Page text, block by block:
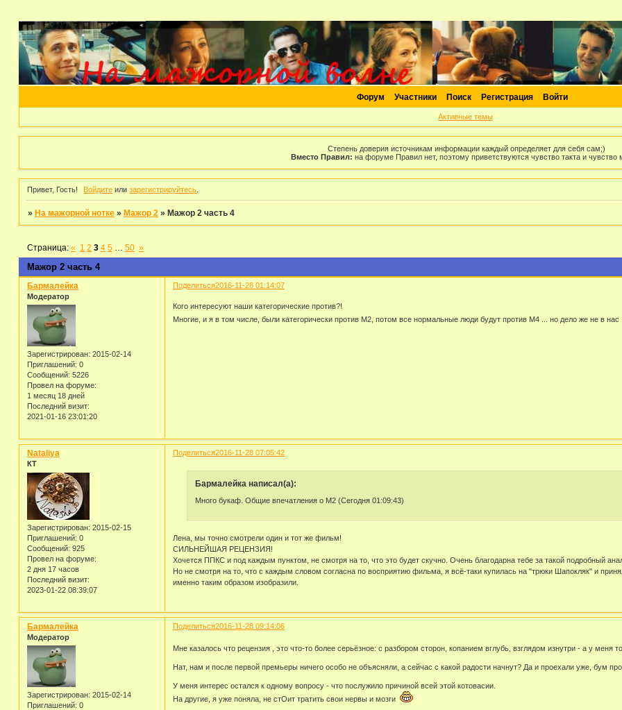
Форум Участники Поиск Регистрация Войти
Активные темы
Степень доверия источникам информации каждый определяет для себя сам;)
Вместо Правил: на форуме Правил нет, поэтому приветствуются чувство такта и чувство
Привет, Гость! Войдите илизарегистрируйтесь
» На мажорной нотке » Мажор 2 » Мажор 2 часть 4
Мажор 2 часть 4
Страница: « 1 2 3 4 5 … 50 »
Поделиться2016-11-28 01:14:07
Бармалейка
Модератор
Зарегистрирован: 2015-02-14
Приглашений: 0
Сообщений: 5226
Провел на форуме:
1 месяц 18 дней
Последний визит:
2021-01-16 23:01:20
Кого интересуют наши категорические против?!
Многие, и я в том числе, были категорически против М2, потом все нормальные люди будут против М4 ... но дело же не в нас
Поделиться2016-11-28 07:05:42
Nataliya
КТ
Зарегистрирован: 2015-02-15
Приглашений: 0
Сообщений: 925
Провел на форуме:
2 дня 17 часов
Последний визит:
2023-01-22 08:39:07
Бармалейка написал(а):
Много букаф. Общие впечатления о М2 (Сегодня 01:09:43)
Лена, мы точно смотрели один и тот же фильм!
СИЛЬНЕЙШАЯ РЕЦЕНЗИЯ!
Хочется ППКС и под каждым пунктом, не смотря на то, что это будет скучно. Очень благодарна тебе за такой подробный
Но не смотря на то, что с каждым словом согласна по восприятию фильма, я всё-таки купилась на "трюки Шапокляк" и
именно таким образом изобразили.
Поделиться2016-11-28 09:14:06
Бармалейка
Модератор
Зарегистрирован: 2015-02-14
Приглашений: 0
Мне казалось что рецензия , это что-то более серьёзное: с разбором сторон, копанием вглубь, взглядом изнутри - а у меня
Нат, нам и после первой премьеры ничего особо не объясняли, а сейчас с какой радости начнут? Да и проехали уже, бум
У меня интерес остался к одному вопросу - что послужило причиной всей этой котовасии.
На другие, я уже поняла, не стОит тратить свои нервы и мозги